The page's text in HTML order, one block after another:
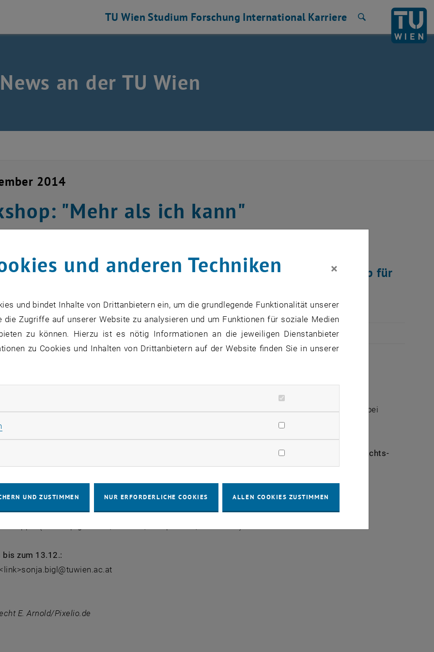
TU Wien Studium Forschung International Karriere
an der TU Wien
2014
"Mehr als ich kann"
Montag, 15. Dezember 2014, findet der nächste Workshop für
diesem Eintrag sind erst nach Login sichtbar.
behandelt zwei Themenkreise, die teilweise parallel stattfinden:
wird eine Mitarbeiterin der Caritas, Mag. Sabine Kloibmüller, die Angebote der
vorstellen und steht an diesem Nachmittag auch für Einzelberatungen zur Verfügung, bei
15:30 Uhr.
Schnabl wird mit Tipps zum Thema
"Wie kommen pflegende Angehörige gut durch die Weihnachts-
den zweiten Teil gestalten.
2014, 14:00 - 15:30 Uhr
bis zum 13.12.:
E. Arnold/Pixelio.de
und anderen Techniken ×
und bindet Inhalte von Drittanbietern ein, um die grundlegende Funktionalität unserer
Zugriffe auf unserer Website zu analysieren und um Funktionen für soziale Medien
zu können. Hierzu ist es nötig Informationen an die jeweiligen Dienstanbieter
zu Cookies und Inhalten von Drittanbietern auf der Website finden Sie in unserer
Cookies zulassen
UND ZUSTIMMEN NUR ERFORDERLICHE COOKIES ALLEN COOKIES ZUSTIMMEN